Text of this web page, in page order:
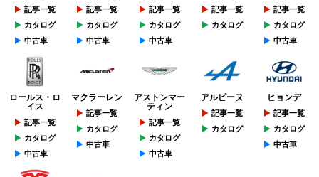
記事一覧
カタログ
中古車
記事一覧
カタログ
中古車
記事一覧
カタログ
中古車
記事一覧
カタログ
記事一覧
カタログ
中古車
ロールス・ロ
イス
記事一覧
カタログ
中古車
マクラーレン
記事一覧
カタログ
中古車
アストンマー
ティン
記事一覧
カタログ
中古車
アルピーヌ
記事一覧
カタログ
ヒョンデ
記事一覧
カタログ
中古車